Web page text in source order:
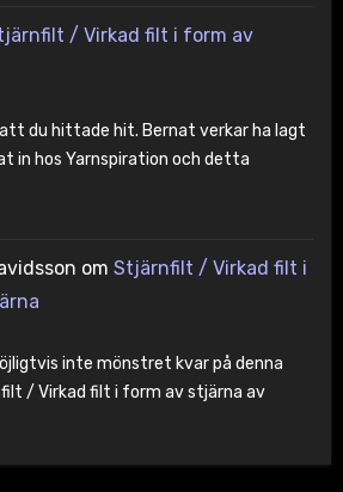
/ Virkad filt i form av
att du hittade hit. Bernat verkar ha lagt
in hos Yarnspiration och detta
om Stjärnfilt / Virkad filt i
inte mönstret kvar på denna
/ Virkad filt i form av stjärna av